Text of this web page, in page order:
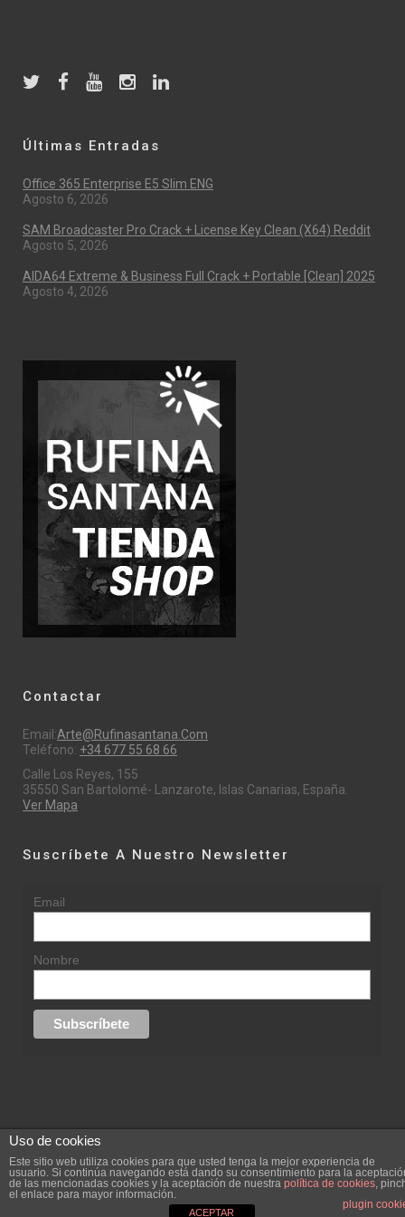
Últimas Entradas
Office 365 Enterprise E5 Slim ENG
Agosto 6, 2026
SAM Broadcaster Pro Crack + License Key Clean (x64) Reddit
Agosto 5, 2026
AIDA64 Extreme & Business Full Crack + Portable [Clean] 2025
Agosto 4, 2026
Contactar
Email:Arte@rufinasantana.com
Teléfono: +34 677 55 68 66
Calle Los Reyes, 155
35550 San Bartolomé- Lanzarote, Islas Canarias, España.
Ver Mapa
Suscríbete A Nuestro Newsletter
Email
Nombre
replica rolex datejust replica rolex day date
Creada por
Uso de cookies
Este sitio web utiliza cookies para que usted tenga la mejor experiencia de
usuario. Si continúa navegando está dando su consentimiento para la
de las mencionadas cookies y la aceptación de nuestra política de cookies,
el enlace para mayor información.
plugin
ACEPTAR